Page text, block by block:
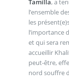
Tamilla, a
l’ensemble
les
l’importance
et qui sera
accueillir
peut-être,
nord souffre